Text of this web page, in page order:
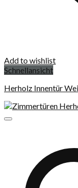
Add to wishlist
Schnellansicht
Herholz Innentür